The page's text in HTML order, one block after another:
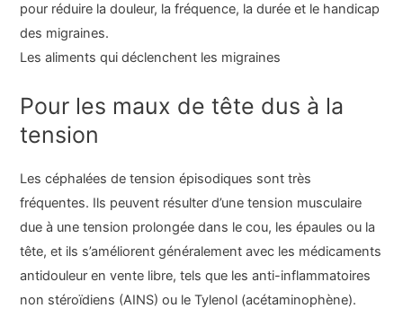
pour réduire la douleur, la fréquence, la durée et le handicap
des migraines.
Les aliments qui déclenchent les migraines
Pour les maux de tête dus à la
tension
Les céphalées de tension épisodiques sont très
fréquentes. Ils peuvent résulter d’une tension musculaire
due à une tension prolongée dans le cou, les épaules ou la
tête, et ils s’améliorent généralement avec les médicaments
antidouleur en vente libre, tels que les anti-inflammatoires
non stéroïdiens (AINS) ou le Tylenol (acétaminophène).